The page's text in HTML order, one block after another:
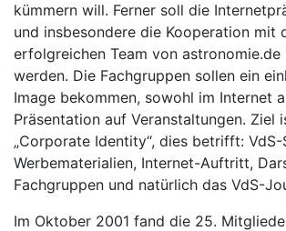
kümmern will. Ferner soll die
und insbesondere die Kooperation mit
erfolgreichen Team von
werden. Die Fachgruppen sollen ein
Image bekommen, sowohl im Internet
Präsentation auf Veranstaltungen. Ziel
„Corporate Identity“, dies betrifft: VdS-
Werbematerialien, Internet-Auftritt,
Fachgruppen und natürlich das VdS-
Im Oktober 2001 fand die 25.